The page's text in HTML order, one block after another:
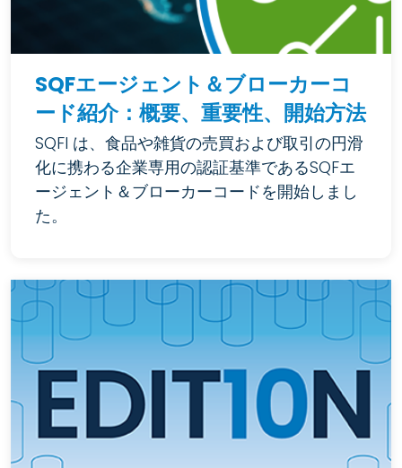
SQFエージェント＆ブローカーコ
ード紹介：概要、重要性、開始方法
SQFI は、食品や雑貨の売買および取引の円滑
化に携わる企業専用の認証基準であるSQFエ
ージェント＆ブローカーコードを開始しまし
た。